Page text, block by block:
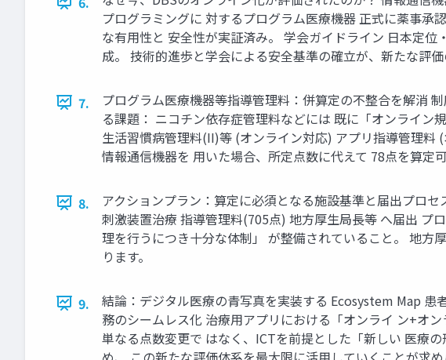
プログラミングに 対するプログラム医療機器 正式に薬事承
な有用性と 安全性が実証済み。 学会ガイドライン 日本定
成。 技術的進歩と学会による安全基準の確立が、新たな評価
7.
プログラム医療機器等指導管理料：併算定の不整合を解消
る課題： ニコチン依存症管理料などには 既に「オンライン
生活習慣病管理料(II)等 (オンライン対応) アプリ指導管理料
情報通信機器を 用いた場合、所定点数に代えて 78点を算定
8.
アクションプラン：算定に必須となる施設基準と届出プロ
刺激装置治療 指導管理料(705点) 地方厚生局長等 へ届出 プ
理を行うにつき十分な体制」 が整備されていること。 地方
ります。
9.
結論：デジタル医療の青写真を実装する Ecosystem Map
務のシームレス化 治療用アプリにおける「オンライ ン+オ
単なる点数変更で はなく、ICTを前提とした「新しい 医療